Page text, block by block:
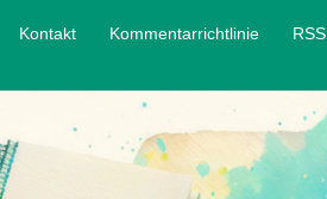
Kontakt Kommentarrichtlinie RSS